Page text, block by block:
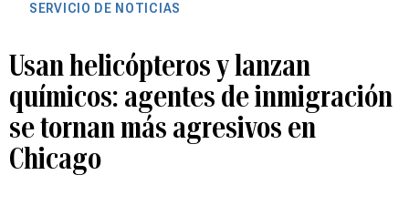
SERVICIO DE NOTICIAS
Usan helicópteros y lanzan
químicos: agentes de inmigración
se tornan más agresivos en
Chicago